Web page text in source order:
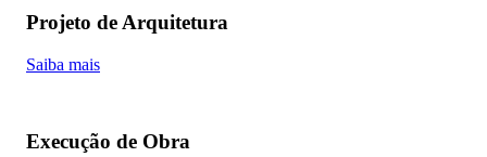
Projeto de Arquitetura
Saiba mais
Execução de Obra